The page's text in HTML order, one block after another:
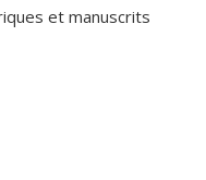
et manuscrits